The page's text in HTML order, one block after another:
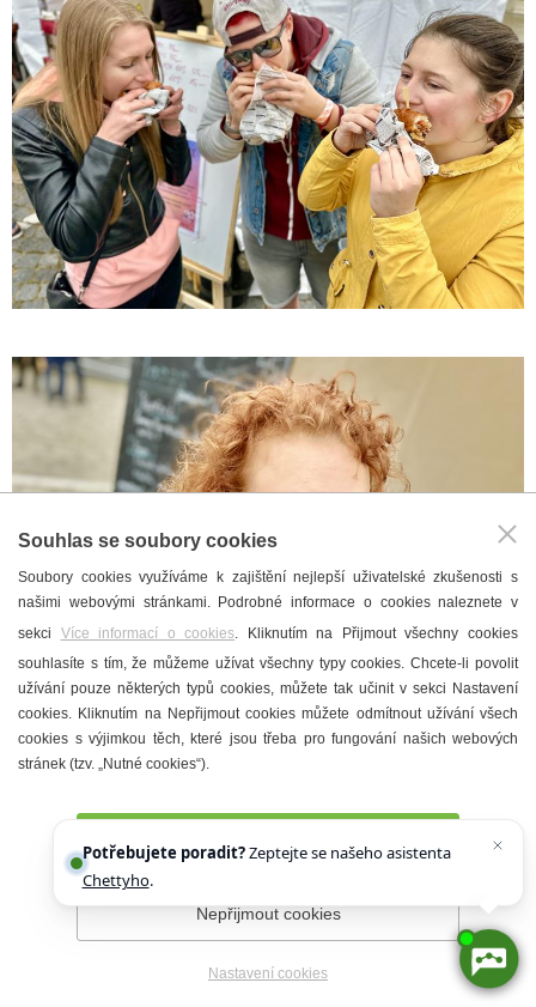
Souhlas se soubory cookies
Soubory cookies využíváme k zajištění nejlepší uživatelské zkušenosti s
našimi webovými stránkami. Podrobné informace o cookies naleznete v
sekci Více informací o cookies. Kliknutím na Přijmout všechny cookies
souhlasíte s tím, že můžeme užívat všechny typy cookies. Chcete-li povolit
užívání pouze některých typů cookies, můžete tak učinit v sekci Nastavení
cookies. Kliknutím na Nepřijmout cookies můžete odmítnout užívání všech
cookies s výjimkou těch, které jsou třeba pro fungování našich webových
stránek (tzv. „Nutné cookies“).
Nepřijmout cookies
Nastavení cookies
Potřebujete poradit?Zeptejte se našeho asistenta
Chettyho.